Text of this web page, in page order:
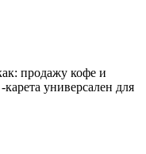
продажу кофе и
универсален для